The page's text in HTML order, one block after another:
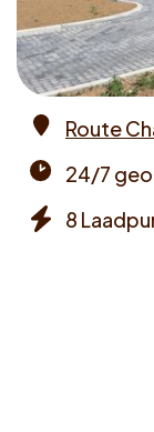
Dutch
Route
times
24/7
8